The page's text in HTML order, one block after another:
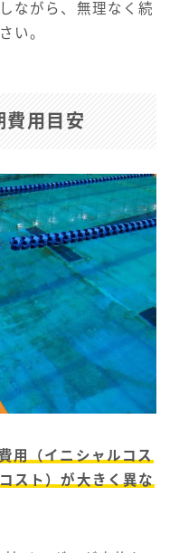
ながら、無理なく続
い。
費用目安
用（イニシャルコス
スト）が大きく異な